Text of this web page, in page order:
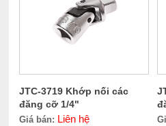
JTC-3719 Khớp nối các
đăng cỡ 1/4"
Giá bán: Liên hệ